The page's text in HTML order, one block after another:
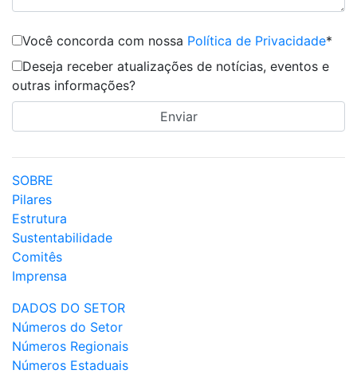
Você concorda com nossa Política de Privacidade*
Deseja receber atualizações de notícias, eventos e
outras informações?
SOBRE
Pilares
Estrutura
Sustentabilidade
Comitês
Imprensa
DADOS DO SETOR
Números do Setor
Números Regionais
Números Estaduais